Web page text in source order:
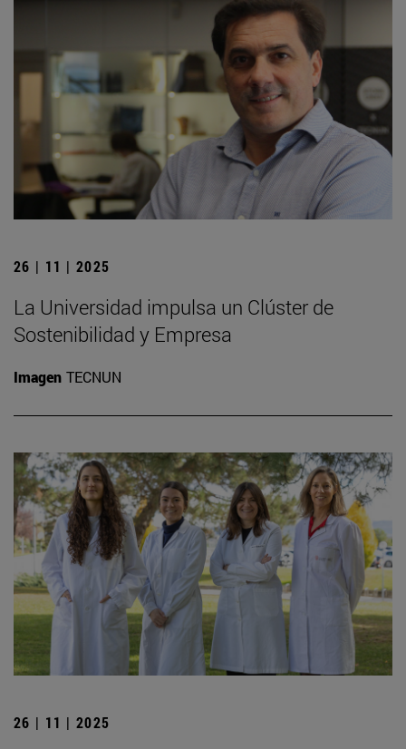
26 | 11 | 2025
La Universidad impulsa un Clúster de
Sostenibilidad y Empresa
Imagen TECNUN
26 | 11 | 2025